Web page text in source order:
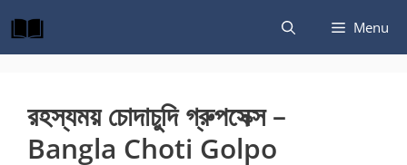
to
content
Menu
রহস্যময় চোদাচুদি গ্রুপসেক্স –
Bangla Choti Golpo